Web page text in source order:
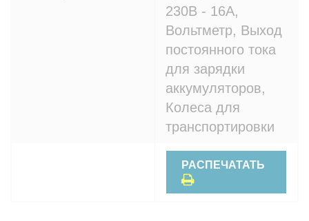
230В - 16A,
Вольтметр, Выход
постоянного тока
для зарядки
аккумуляторов,
Колеса для
транспортировки
РАСПЕЧАТАТЬ